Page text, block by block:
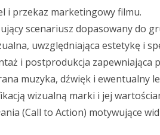
i przekaz marketingowy filmu.
scenariusz dopasowany do
uwzględniająca estetykę i
i postprodukcja zapewniająca
muzyka, dźwięk i ewentualny
wizualną marki i jej
(Call to Action) motywujące